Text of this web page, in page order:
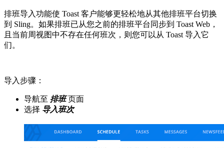
排班导入功能使 Toast 客户能够更轻松地从其他排班平台切换
到 Sling。如果排班已从您之前的排班平台同步到 Toast Web，
且当前周视图中不存在任何班次，则您可以从 Toast 导入它
们。
导入步骤：
导航至 排班页面
选择 导入班次